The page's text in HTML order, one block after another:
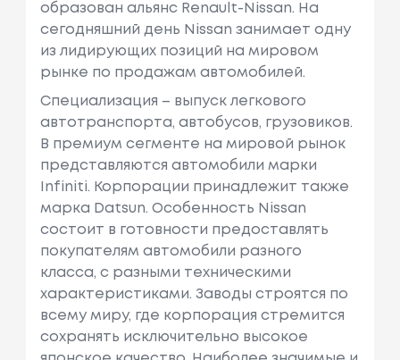
образован альянс Renault-Nissan. На
сегодняшний день Nissan занимает одну
из лидирующих позиций на мировом
рынке по продажам автомобилей.
Специализация – выпуск легкового
автотранспорта, автобусов, грузовиков.
В премиум сегменте на мировой рынок
представляются автомобили марки
Infiniti. Корпорации принадлежит также
марка Datsun. Особенность Nissan
состоит в готовности предоставлять
покупателям автомобили разного
класса, с разными техническими
характеристиками. Заводы строятся по
всему миру, где корпорация стремится
сохранять исключительно высокое